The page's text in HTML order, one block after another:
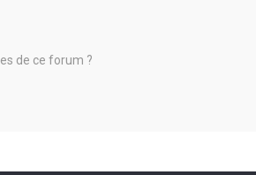
de ce forum ?